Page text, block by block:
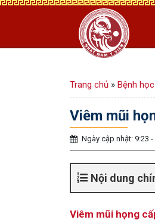
Trang chủ » Bệnh học
Viêm mũi
Ngày cập nhật: 9:23
Nội dung
Viêm mũi họng